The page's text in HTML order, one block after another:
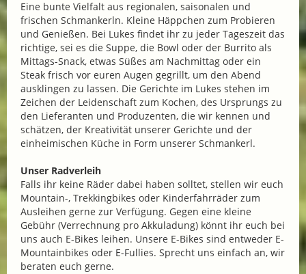
Eine bunte Vielfalt aus regionalen, saisonalen und
frischen Schmankerln. Kleine Häppchen zum Probieren
und Genießen. Bei Lukes findet ihr zu jeder Tageszeit das
richtige, sei es die Suppe, die Bowl oder der Burrito als
Mittags-Snack, etwas Süßes am Nachmittag oder ein
Steak frisch vor euren Augen gegrillt, um den Abend
ausklingen zu lassen. Die Gerichte im Lukes stehen im
Zeichen der Leidenschaft zum Kochen, des Ursprungs zu
den Lieferanten und Produzenten, die wir kennen und
schätzen, der Kreativität unserer Gerichte und der
einheimischen Küche in Form unserer Schmankerl.
Unser Radverleih
Falls ihr keine Räder dabei haben solltet, stellen wir euch
Mountain-, Trekkingbikes oder Kinderfahrräder zum
Ausleihen gerne zur Verfügung. Gegen eine kleine
Gebühr (Verrechnung pro Akkuladung) könnt ihr euch bei
uns auch E-Bikes leihen. Unsere E-Bikes sind entweder E-
Mountainbikes oder E-Fullies. Sprecht uns einfach an, wir
beraten euch gerne.